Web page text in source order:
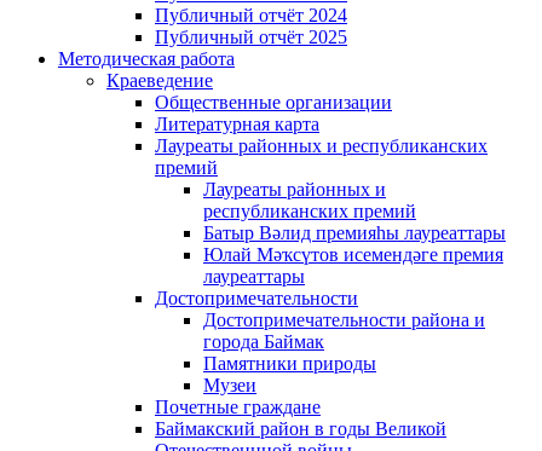
Публичный отчёт 2024
Публичный отчёт 2025
Методическая работа
Краеведение
Общественные организации
Литературная карта
Лауреаты районных и республиканских
премий
Лауреаты районных и
республиканских премий
Батыр Вәлид премияһы лауреаттары
Юлай Мәҡсүтов исемендәге премия
лауреаттары
Достопримечательности
Достопримечательности района и
города Баймак
Памятники природы
Музеи
Почетные граждане
Баймакский район в годы Великой